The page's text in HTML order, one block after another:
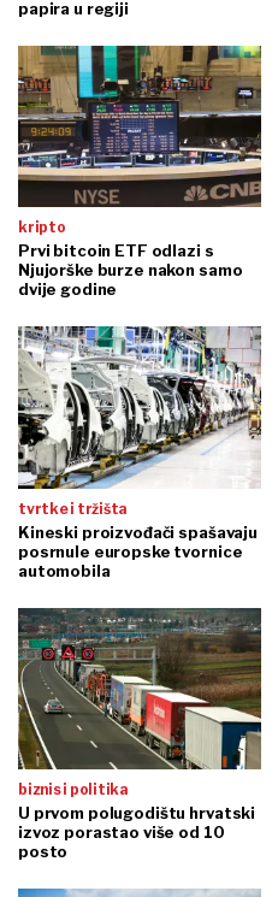
papira u regiji
kripto
Prvi bitcoin ETF odlazi s
Njujorške burze nakon samo
dvije godine
tvrtke i tržišta
Kineski proizvođači spašavaju
posrnule europske tvornice
automobila
biznis i politika
U prvom polugodištu hrvatski
izvoz porastao više od 10
posto